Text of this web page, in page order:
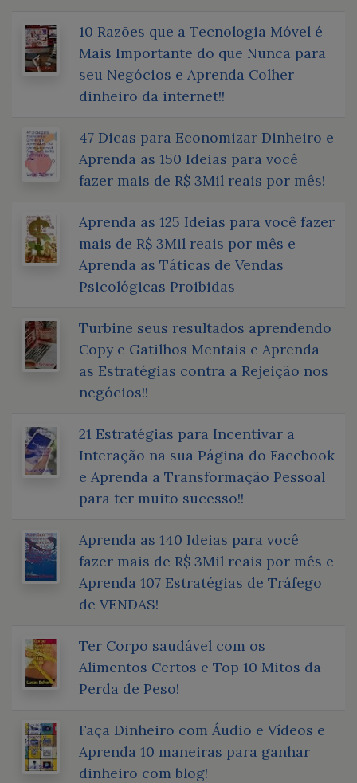
10 Razões que a Tecnologia Móvel é
Mais Importante do que Nunca para
seu Negócios e Aprenda Colher
dinheiro da internet!!
47 Dicas para Economizar Dinheiro e
Aprenda as 150 Ideias para você
fazer mais de R$ 3Mil reais por mês!
Aprenda as 125 Ideias para você fazer
mais de R$ 3Mil reais por mês e
Aprenda as Táticas de Vendas
Psicológicas Proibidas
Turbine seus resultados aprendendo
Copy e Gatilhos Mentais e Aprenda
as Estratégias contra a Rejeição nos
negócios!!
21 Estratégias para Incentivar a
Interação na sua Página do Facebook
e Aprenda a Transformação Pessoal
para ter muito sucesso!!
Aprenda as 140 Ideias para você
fazer mais de R$ 3Mil reais por mês e
Aprenda 107 Estratégias de Tráfego
de VENDAS!
Ter Corpo saudável com os
Alimentos Certos e Top 10 Mitos da
Perda de Peso!
Faça Dinheiro com Áudio e Vídeos e
Aprenda 10 maneiras para ganhar
dinheiro com blog!